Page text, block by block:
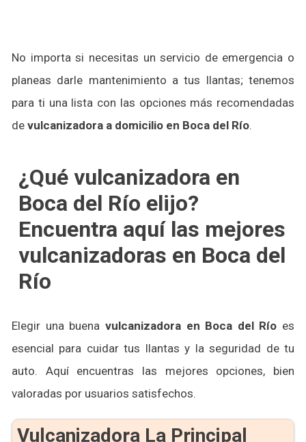
No importa si necesitas un servicio de emergencia o
planeas darle mantenimiento a tus llantas; tenemos
para ti una lista con las opciones más recomendadas
de vulcanizadora a domicilio en Boca del Río.
¿Qué vulcanizadora en
Boca del Río elijo?
Encuentra aquí las mejores
vulcanizadoras en Boca del
Río
Elegir una buena vulcanizadora en Boca del Río es
esencial para cuidar tus llantas y la seguridad de tu
auto. Aquí encuentras las mejores opciones, bien
valoradas por usuarios satisfechos.
Vulcanizadora La Principal